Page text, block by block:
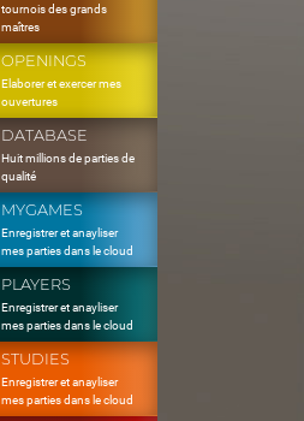
tournois des grands
maîtres
OPENINGS
Elaborer et exercer mes
ouvertures
DATABASE
Huit millions de parties de
qualité
MYGAMES
Enregistrer et anayliser
mes parties dans le cloud
PLAYERS
Enregistrer et anayliser
mes parties dans le cloud
STUDIES
Enregistrer et anayliser
mes parties dans le cloud